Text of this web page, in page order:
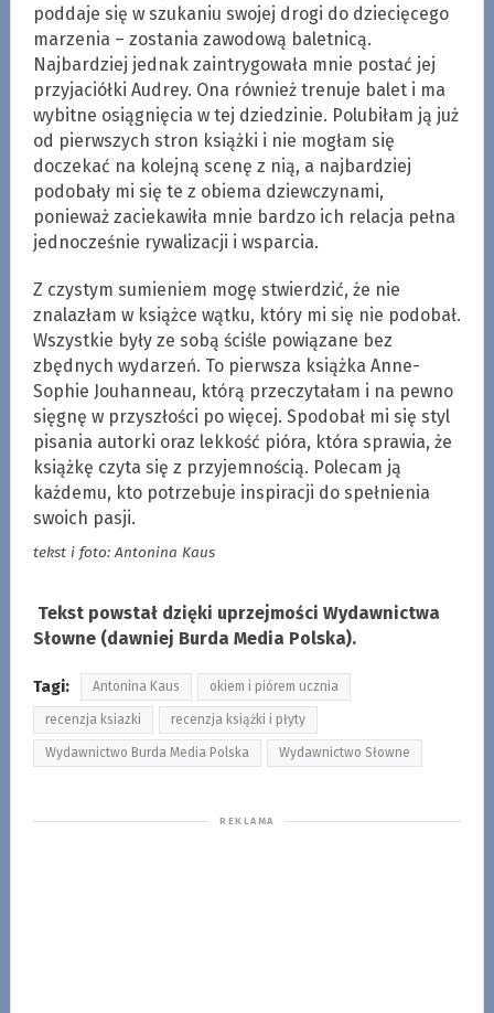
poddaje się w szukaniu swojej drogi do dziecięcego
marzenia – zostania zawodową baletnicą.
Najbardziej jednak zaintrygowała mnie postać jej
przyjaciółki Audrey. Ona również trenuje balet i ma
wybitne osiągnięcia w tej dziedzinie. Polubiłam ją już
od pierwszych stron książki i nie mogłam się
doczekać na kolejną scenę z nią, a najbardziej
podobały mi się te z obiema dziewczynami,
ponieważ zaciekawiła mnie bardzo ich relacja pełna
jednocześnie rywalizacji i wsparcia.
Z czystym sumieniem mogę stwierdzić, że nie
znalazłam w książce wątku, który mi się nie podobał.
Wszystkie były ze sobą ściśle powiązane bez
zbędnych wydarzeń. To pierwsza książka Anne-
Sophie Jouhanneau, którą przeczytałam i na pewno
sięgnę w przyszłości po więcej. Spodobał mi się styl
pisania autorki oraz lekkość pióra, która sprawia, że
książkę czyta się z przyjemnością. Polecam ją
każdemu, kto potrzebuje inspiracji do spełnienia
swoich pasji.
tekst i foto: Antonina Kaus
Tekst powstał dzięki uprzejmości Wydawnictwa
Słowne (dawniej Burda Media Polska).
Tagi: Antonina Kaus okiem i piórem ucznia
recenzja ksiazki recenzja książki i płyty
Wydawnictwo Burda Media Polska Wydawnictwo Słowne